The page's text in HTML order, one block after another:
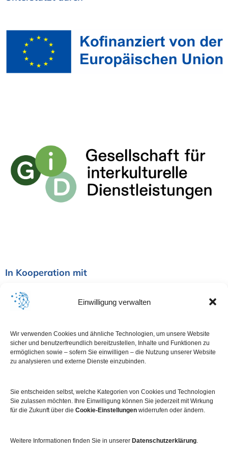
Einwilligung verwalten
Wir verwenden Cookies und ähnliche Technologien, um unsere Website
sicher und benutzerfreundlich bereitzustellen, Inhalte und Funktionen zu
ermöglichen sowie – sofern Sie einwilligen – die Nutzung unserer Website
zu analysieren und externe Dienste einzubinden.
Sie entscheiden selbst, welche Kategorien von Cookies und Technologien
Sie zulassen möchten. Ihre Einwilligung können Sie jederzeit mit Wirkung
für die Zukunft über die Cookie-Einstellungen widerrufen oder ändern.
Weitere Informationen finden Sie in unserer Datenschutzerklärung.
In Kooperation mit